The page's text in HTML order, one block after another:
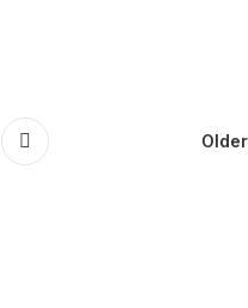
Older